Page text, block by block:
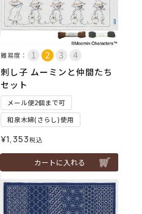
難易度：
刺し子 ムーミンと仲間たち
セット
メール便2個まで可
和泉木綿(さらし)使用
¥1,353税込
カートに入れる